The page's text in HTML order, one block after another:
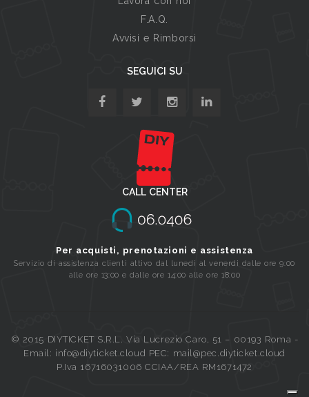
F.A.Q.
Avvisi e Rimborsi
SEGUICI SU
CALL CENTER
Per acquisti, prenotazioni e assistenza
Servizio di assistenza clienti attivo dal lunedi al venerdi dalle ore 9:00
alle ore 13:00 e dalle ore 14:00 alle ore 18:00
© 2015 DIYTICKET S.R.L. Via Lucrezio Caro, 51 – 00193 Roma -
Email: info@diyticket.cloud PEC: mail@pec.diyticket.cloud
P.Iva 16716031006 CCIAA/REA RM1671472